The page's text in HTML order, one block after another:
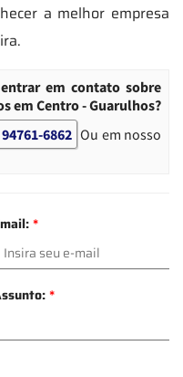
a melhor empresa
em contato sobre
em Centro - Guarulhos?
6862 Ou em nosso
*
*